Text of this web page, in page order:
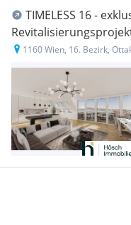
TIMELESS 16 -
REIHENHÄUSER im
1160 Wien, 16. Bezirk,